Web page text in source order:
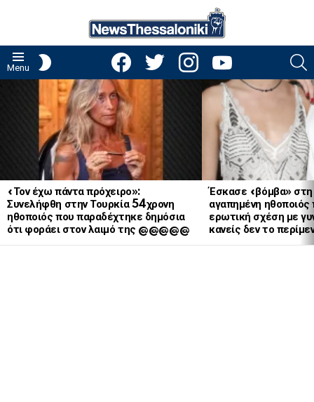
Menu
facebooktwitter instagramyoutube
«Τον έχω πάντα πρόχειρο»:
Συνελήφθη στην Τουρκία 54χρονη
ηθοποιός που παραδέχτηκε δημόσια
ότι φοράει στον λαιμό της @@@@@
Έσκασε «βόμβα»
αγαπημένη
ερωτική σχέση με
κανείς δεν το